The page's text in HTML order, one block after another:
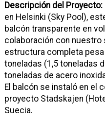
Descripción del Proyecto:
en Helsinki (Sky Pool),
balcón transparente en
colaboración con nuestro
estructura completa
toneladas (1,5 toneladas
toneladas de acero
El balcón se instaló en el
proyecto Stadskajen
Suecia.